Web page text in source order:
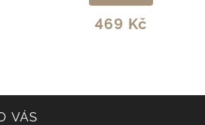
469 Kč
VÁS